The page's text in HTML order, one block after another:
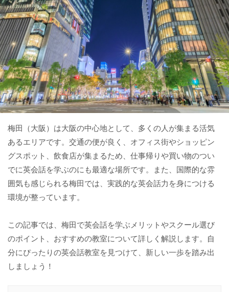
梅田（大阪）は大阪の中心地として、多くの人が集まる活気
あるエリアです。交通の便が良く、オフィス街やショッピン
グスポット、飲食店が集まるため、仕事帰りや買い物のつい
でに英会話を学ぶのにも最適な場所です。また、国際的な雰
囲気も感じられる梅田では、実践的な英会話力を身につける
環境が整っています。
この記事では、梅田で英会話を学ぶメリットやスクール選び
のポイント、おすすめの教室について詳しく解説します。自
分にぴったりの英会話教室を見つけて、新しい一歩を踏み出
しましょう！